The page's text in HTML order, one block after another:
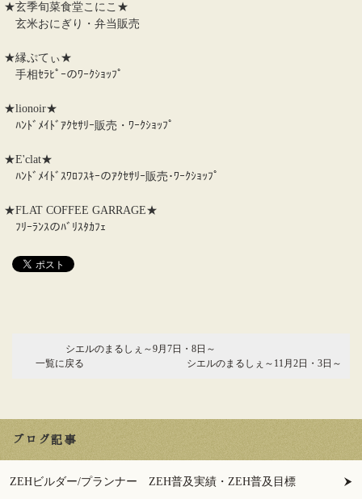
★玄季旬菜食堂こにこ★
玄米おにぎり・弁当販売
★縁ぷてぃ★
手相ｾﾗﾋﾟｰのﾜｰｸｼｮｯﾌﾟ
★lionoir★
ﾊﾝﾄﾞﾒｲﾄﾞｱｸｾｻﾘｰ販売・ﾜｰｸｼｮｯﾌﾟ
★E'clat★
ﾊﾝﾄﾞﾒｲﾄﾞｽﾜﾛﾌｽｷｰのｱｸｾｻﾘｰ販売･ﾜｰｸｼｮｯﾌﾟ
★FLAT COFFEE GARRAGE★
ﾌﾘｰﾗﾝｽのﾊﾞﾘｽﾀｶﾌｪ
シエルのまるしぇ～9月7日・8日～
シエルのまるしぇ～11月2日・3日～
一覧に戻る
ブログ記事
ZEHビルダー/プランナー ZEH普及実績・ZEH普及目標